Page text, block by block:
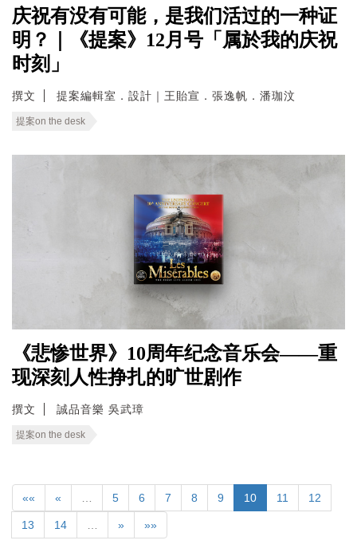
庆祝有没有可能，是我们活过的一种证
明？｜《提案》12月号「属於我的庆祝
时刻」
撰文 提案編輯室．設計｜王貽宣．張逸帆．潘珈汶
提案on the desk
《悲惨世界》10周年纪念音乐会——重
现深刻人性挣扎的旷世剧作
撰文 誠品音樂 吳武璋
提案on the desk
«« « 5 6 7 8 9 10 11 12
13 14 » »»